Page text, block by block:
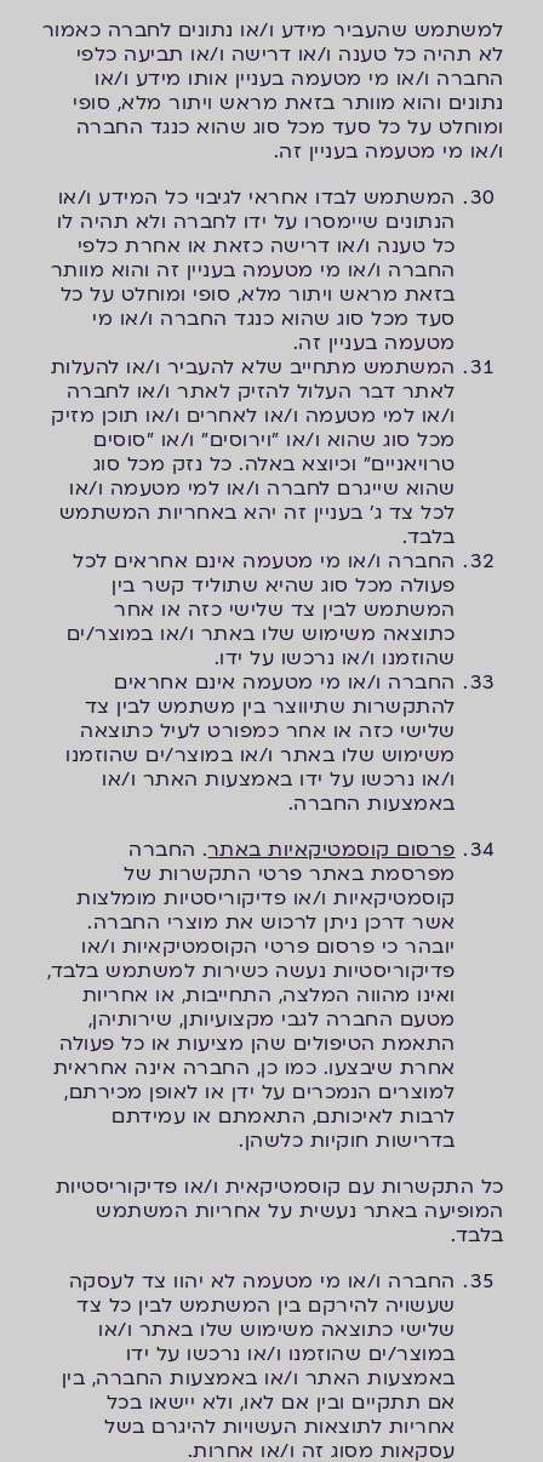
למשתמש שהעביר מידע ו/או נתונים לחברה כאמור
לא תהיה כל טענה ו/או דרישה ו/או תביעה כלפי
החברה ו/או מי מטעמה בעניין אותו מידע ו/או
נתונים והוא מוותר בזאת מראש ויתור מלא, סופי
ומוחלט על כל סעד מכל סוג שהוא כנגד החברה
ו/או מי מטעמה בעניין זה.
המשתמש לבדו אחראי לגיבוי כל המידע ו/או
הנתונים שיימסרו על ידו לחברה ולא תהיה לו
כל טענה ו/או דרישה כזאת או אחרת כלפי
החברה ו/או מי מטעמה בעניין זה והוא מוותר
בזאת מראש ויתור מלא, סופי ומוחלט על כל
סעד מכל סוג שהוא כנגד החברה ו/או מי
מטעמה בעניין זה.
המשתמש מתחייב שלא להעביר ו/או להעלות
לאתר דבר העלול להזיק לאתר ו/או לחברה
ו/או למי מטעמה ו/או לאחרים ו/או תוכן מזיק
מכל סוג שהוא ו/או "וירוסים" ו/או "סוסים
טרויאניים" וכיוצא באלה. כל נזק מכל סוג
שהוא שייגרם לחברה ו/או למי מטעמה ו/או
לכל צד ג' בעניין זה יהא באחריות המשתמש
בלבד.
החברה ו/או מי מטעמה אינם אחראים לכל
פעולה מכל סוג שהיא שתוליד קשר בין
המשתמש לבין צד שלישי כזה או אחר
כתוצאה משימוש שלו באתר ו/או במוצר/ים
שהוזמנו ו/או נרכשו על ידו.
החברה ו/או מי מטעמה אינם אחראים
להתקשרות שתיווצר בין משתמש לבין צד
שלישי כזה או אחר כמפורט לעיל כתוצאה
משימוש שלו באתר ו/או במוצר/ים שהוזמנו
ו/או נרכשו על ידו באמצעות האתר ו/או
באמצעות החברה.
פרסום קוסמטיקאיות באתר. החברה
מפרסמת באתר פרטי התקשרות של
קוסמטיקאיות ו/או פדיקוריסטיות מומלצות
אשר דרכן ניתן לרכוש את מוצרי החברה.
יובהר כי פרסום פרטי הקוסמטיקאיות ו/או
פדיקוריסטיות נעשה כשירות למשתמש בלבד,
ואינו מהווה המלצה, התחייבות, או אחריות
מטעם החברה לגבי מקצועיותן, שירותיהן,
התאמת הטיפולים שהן מציעות או כל פעולה
אחרת שיבצעו. כמו כן, החברה אינה אחראית
למוצרים הנמכרים על ידן או לאופן מכירתם,
לרבות לאיכותם, התאמתם או עמידתם
בדרישות חוקיות כלשהן.
כל התקשרות עם קוסמטיקאית ו/או פדיקוריסטיות
המופיעה באתר נעשית על אחריות המשתמש
בלבד.
החברה ו/או מי מטעמה לא יהוו צד לעסקה
שעשויה להירקם בין המשתמש לבין כל צד
שלישי כתוצאה משימוש שלו באתר ו/או
במוצר/ים שהוזמנו ו/או נרכשו על ידו
באמצעות האתר ו/או באמצעות החברה, בין
אם תתקיים ובין אם לאו, ולא יישאו בכל
אחריות לתוצאות העשויות להיגרם בשל
עסקאות מסוג זה ו/או אחרות.